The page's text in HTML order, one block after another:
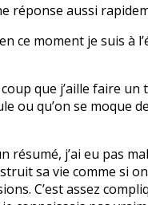
réponse aussi
ce moment je suis à
que j’aille faire un
qu’on se moque de
j’ai eu pas
sa vie comme si
C’est assez